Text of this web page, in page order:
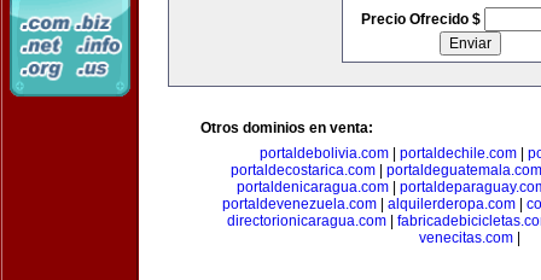
Precio Ofrecido $
Otros dominios en venta:
portaldebolivia.com| portaldechile.com|
portaldecostarica.com
portaldeguatemala.com
portaldenicaragua.com|
portaldevenezuela.com| alquilerderopa.com|
directorionicaragua.com
venecitas.com